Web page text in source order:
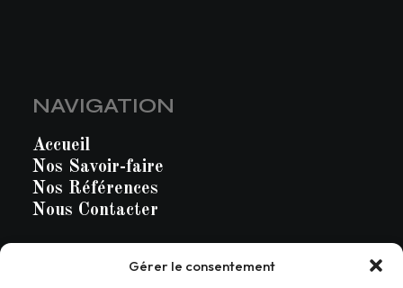
Gérer le consentement
NAVIGATION
Accueil
Nos Savoir-faire
Nos Références
Nous Contacter